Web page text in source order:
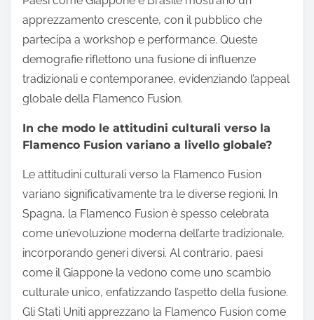
apprezzamento crescente, con il pubblico che
partecipa a workshop e performance. Queste
demografie riflettono una fusione di influenze
tradizionali e contemporanee, evidenziando l’appeal
globale della Flamenco Fusion.
In che modo le attitudini culturali verso la
Flamenco Fusion variano a livello globale?
Le attitudini culturali verso la Flamenco Fusion
variano significativamente tra le diverse regioni. In
Spagna, la Flamenco Fusion è spesso celebrata
come un’evoluzione moderna dell’arte tradizionale,
incorporando generi diversi. Al contrario, paesi
come il Giappone la vedono come uno scambio
culturale unico, enfatizzando l’aspetto della fusione.
Gli Stati Uniti apprezzano la Flamenco Fusion come